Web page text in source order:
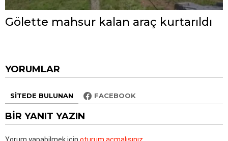
Gölette mahsur kalan araç kurtarıldı
YORUMLAR
SITEDE BULUNAN FACEBOOK
BIR YANIT YAZIN